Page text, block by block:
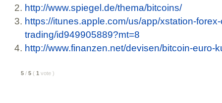
http://www.spiegel.de/thema/bitcoins/
https://itunes.apple.com/us/app/xstation-
trading/id949905889?mt=8
http://www.finanzen.net/devisen/bitcoin-euro-
5 / 5 ( 1 vote )